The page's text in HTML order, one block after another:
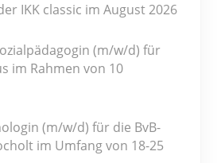
IKK classic im August 2026
(m/w/d) für
im Rahmen von 10
(m/w/d) für die BvB-
im Umfang von 18-25